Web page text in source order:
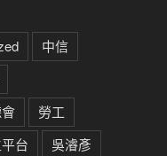
中信
勞工
台 吳濬彥